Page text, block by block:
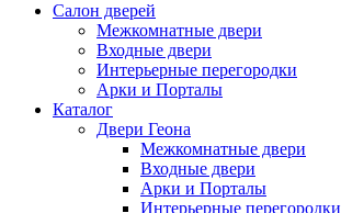
Салон дверей
Межкомнатные двери
Входные двери
Интерьерные перегородки
Арки и Порталы
Каталог
Двери Геона
Межкомнатные двери
Входные двери
Арки и Порталы
Интерьерные перегородки